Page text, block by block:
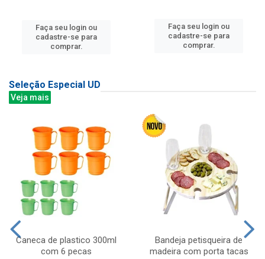
Faça seu login ou
cadastre-se para
comprar.
Faça seu login ou
cadastre-se para
comprar.
Seleção Especial UD
Veja mais
Caneca de plastico 300ml
com 6 pecas
Bandeja petisqueira de
madeira com porta tacas